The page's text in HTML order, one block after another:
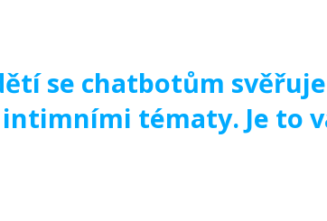
se chatbotům
tématy. Je to